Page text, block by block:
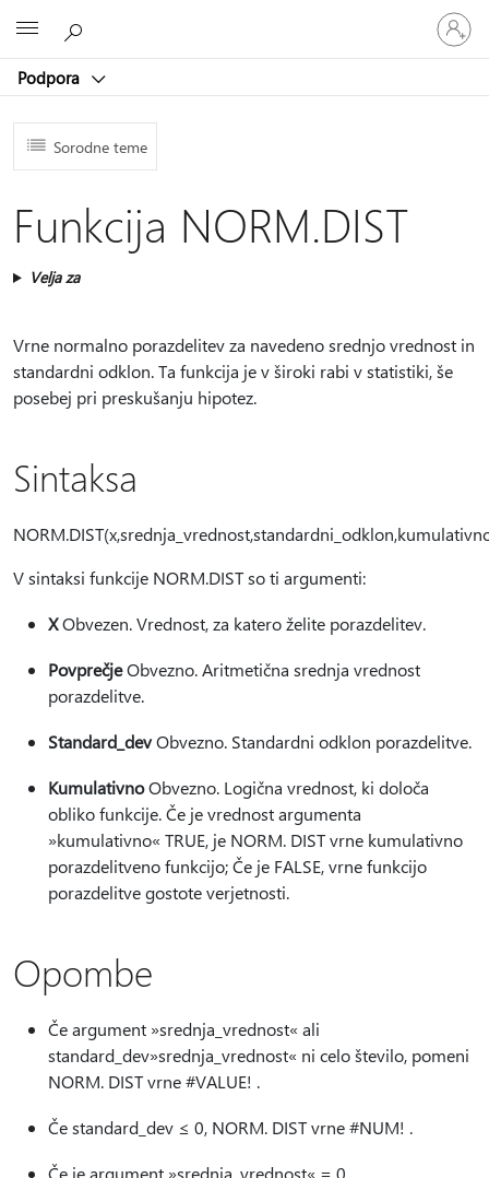
Podpora
Vpišite
se
v
račun
Sorodne teme
Funkcija NORM.DIST
Velja za
Vrne normalno porazdelitev za navedeno srednjo vrednost in
standardni odklon. Ta funkcija je v široki rabi v statistiki, še
posebej pri preskušanju hipotez.
Sintaksa
V sintaksi funkcije NORM.DIST so ti argumenti:
XObvezen. Vrednost, za katero želite porazdelitev.
PovprečjeObvezno. Aritmetična srednja vrednost
porazdelitve.
Standard_devObvezno. Standardni odklon porazdelitve.
KumulativnoObvezno. Logična vrednost, ki določa
obliko funkcije. Če je vrednost argumenta
»kumulativno« TRUE, je NORM. DIST vrne kumulativno
porazdelitveno funkcijo; Če je FALSE, vrne funkcijo
porazdelitve gostote verjetnosti.
Opombe
Če argument »srednja_vrednost« ali
standard_dev»srednja_vrednost« ni celo število, pomeni
NORM. DIST vrne #VALUE! .
Če standard_dev ≤ 0, NORM. DIST vrne #NUM! .
Če je argument »srednja_vrednost« = 0,